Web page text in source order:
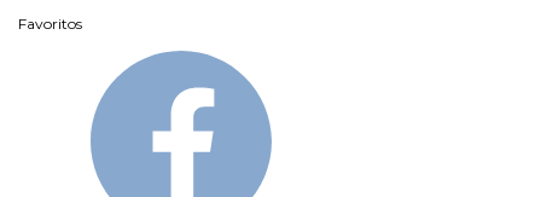
Favoritos